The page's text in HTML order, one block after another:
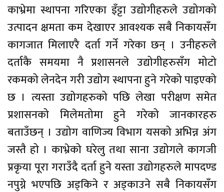
काभ्रेमा स्थापना गरिएका इँट्टा उद्योगीहरुले उद्योगको
उत्पादन क्षमता कम देखाएर आवश्यक सबै निकायसँग
कागजात मिलाएरै दर्ता गर्ने गरेका छन् । उनीहरुले
दर्ताकै समयमा नै प्रशासनले उद्योगीहरुसँग मोटो
रकमको लेनदेन गरी उद्योग स्थापना हुने गरेको पाइएको
छ । त्यस्ता उद्योगहरुको पछि लेखा परीक्षण समेत
प्रशासनको मिलेमतोमा हुने गरेको जानकारहरु
बताउँछन् । उद्योग वाणिज्य विभाग यसको अभिन्न अंग
जस्तै हो । काभ्रेको घरेलु तथा साना उद्योगले कागजी
प्रकृया पूरा गराउँदै दर्ता हुने यस्ता उद्योगहरुले मापदण्ड
नपुग्ने भएपछि अड्किने र अड्काउने सबै निकायसँग